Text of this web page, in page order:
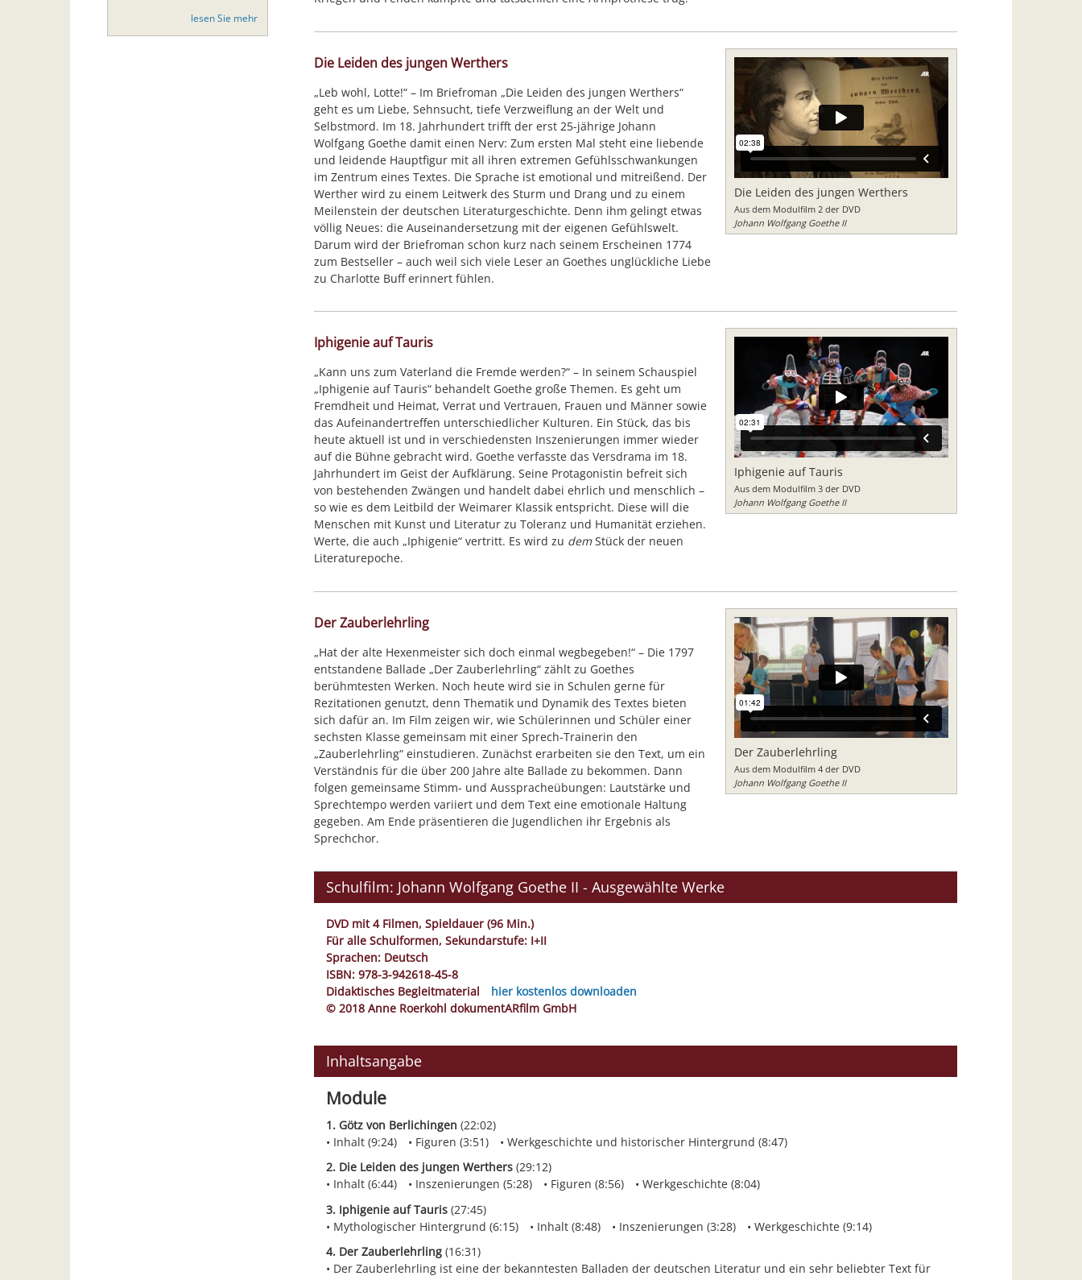
lesen Sie mehr
Die Leiden des jungen Werthers
Aus dem Modulfilm 2 der DVD
Johann Wolfgang Goethe II
Die Leiden des jungen Werthers
„Leb wohl, Lotte!“ – Im Briefroman „Die Leiden des jungen Werthers“
geht es um Liebe, Sehnsucht, tiefe Verzweiflung an der Welt und
Selbstmord. Im 18. Jahrhundert trifft der erst 25-jährige Johann
Wolfgang Goethe damit einen Nerv: Zum ersten Mal steht eine liebende
und leidende Hauptfigur mit all ihren extremen Gefühlsschwankungen
im Zentrum eines Textes. Die Sprache ist emotional und mitreißend. Der
Werther wird zu einem Leitwerk des Sturm und Drang und zu einem
Meilenstein der deutschen Literaturgeschichte. Denn ihm gelingt etwas
völlig Neues: die Auseinandersetzung mit der eigenen Gefühlswelt.
Darum wird der Briefroman schon kurz nach seinem Erscheinen 1774
zum Bestseller – auch weil sich viele Leser an Goethes unglückliche Liebe
zu Charlotte Buff erinnert fühlen.
Iphigenie auf Tauris
Aus dem Modulfilm 3 der DVD
Johann Wolfgang Goethe II
Iphigenie auf Tauris
„Kann uns zum Vaterland die Fremde werden?“ – In seinem Schauspiel
„Iphigenie auf Tauris“ behandelt Goethe große Themen. Es geht um
Fremdheit und Heimat, Verrat und Vertrauen, Frauen und Männer sowie
das Aufeinandertreffen unterschiedlicher Kulturen. Ein Stück, das bis
heute aktuell ist und in verschiedensten Inszenierungen immer wieder
auf die Bühne gebracht wird. Goethe verfasste das Versdrama im 18.
Jahrhundert im Geist der Aufklärung. Seine Protagonistin befreit sich
von bestehenden Zwängen und handelt dabei ehrlich und menschlich –
so wie es dem Leitbild der Weimarer Klassik entspricht. Diese will die
Menschen mit Kunst und Literatur zu Toleranz und Humanität erziehen.
Werte, die auch „Iphigenie“ vertritt. Es wird zu demStück der neuen
Literaturepoche.
Der Zauberlehrling
Aus dem Modulfilm 4 der DVD
Johann Wolfgang Goethe II
Der Zauberlehrling
„Hat der alte Hexenmeister sich doch einmal wegbegeben!“ – Die 1797
entstandene Ballade „Der Zauberlehrling“ zählt zu Goethes
berühmtesten Werken. Noch heute wird sie in Schulen gerne für
Rezitationen genutzt, denn Thematik und Dynamik des Textes bieten
sich dafür an. Im Film zeigen wir, wie Schülerinnen und Schüler einer
sechsten Klasse gemeinsam mit einer Sprech-Trainerin den
„Zauberlehrling“ einstudieren. Zunächst erarbeiten sie den Text, um ein
Verständnis für die über 200 Jahre alte Ballade zu bekommen. Dann
folgen gemeinsame Stimm- und Ausspracheübungen: Lautstärke und
Sprechtempo werden variiert und dem Text eine emotionale Haltung
gegeben. Am Ende präsentieren die Jugendlichen ihr Ergebnis als
Sprechchor.
Schulfilm: Johann Wolfgang Goethe II - Ausgewählte Werke
DVD mit 4 Filmen, Spieldauer (96 Min.)
Für alle Schulformen, Sekundarstufe: I+II
Sprachen: Deutsch
ISBN: 978-3-942618-45-8
Didaktisches Begleitmaterial
hier kostenlos downloaden
© 2018 Anne Roerkohl dokumentARfilm GmbH
Inhaltsangabe
Module
1. Götz von Berlichingen (22:02)
Inhalt (9:24)
Figuren (3:51)
Werkgeschichte und historischer Hintergrund (8:47)
2. Die Leiden des jungen Werthers(29:12)
Inhalt (6:44)
Inszenierungen (5:28) Figuren (8:56)
Werkgeschichte (8:04)
3. Iphigenie auf Tauris(27:45)
Mythologischer Hintergrund (6:15)
Inhalt (8:48) Inszenierungen (3:28)
Werkgeschichte (9:14)
4. Der Zauberlehrling(16:31)
Der Zauberlehrling ist eine der bekanntesten Balladen der deutschen Literatur und ein sehr beliebter Text für